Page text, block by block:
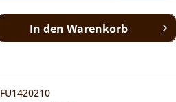
In den Warenkorb
FU1420210